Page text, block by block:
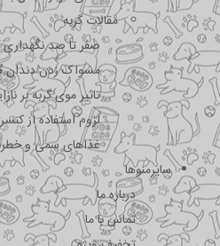
مقالات گربه
صفر تا صد نگهداری
مسواک زدن دندان
تاثیر موی گربه بر
لزوم استفاده از
غذاهای سمی و
سایرمنوها
درباره ما
تماس با ما